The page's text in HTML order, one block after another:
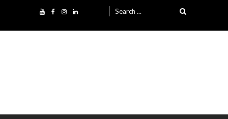
Search for: